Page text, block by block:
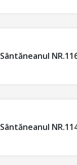
Sântăneanul
Sântăneanul